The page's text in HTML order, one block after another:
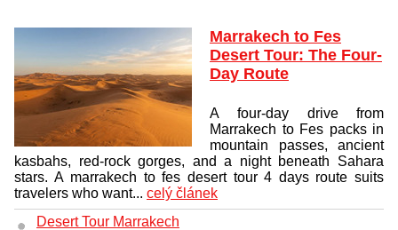
Marrakech to Fes
Desert Tour: The Four-
Day Route
A four-day drive from
Marrakech to Fes packs in
mountain passes, ancient
kasbahs, red-rock gorges, and a night beneath Sahara
stars. A marrakech to fes desert tour 4 days route suits
travelers who want... celý článek
Desert Tour Marrakech